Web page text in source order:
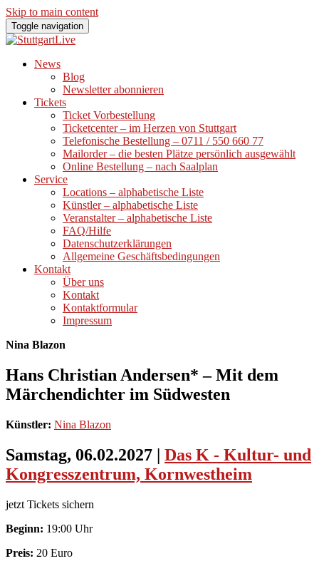
Skip to main content
Toggle navigation
News
Blog
Newsletter abonnieren
Tickets
Ticket Vorbestellung
Ticketcenter – im Herzen von Stuttgart
Telefonische Bestellung – 0711 / 550 660 77
Mailorder – die besten Plätze persönlich ausgewählt
Online Bestellung – nach Saalplan
Service
Locations – alphabetische Liste
Künstler – alphabetische Liste
Veranstalter – alphabetische Liste
FAQ/Hilfe
Datenschutzerklärungen
Allgemeine Geschäftsbedingungen
Kontakt
Über uns
Kontakt
Kontaktformular
Impressum
Nina Blazon
Hans Christian Andersen* – Mit dem
Märchendichter im Südwesten
Künstler: Nina Blazon
Samstag, 06.02.2027 | Das K - Kultur- und
Kongresszentrum, Kornwestheim
jetzt Tickets sichern
Beginn: 19:00 Uhr
Preis: 20 Euro